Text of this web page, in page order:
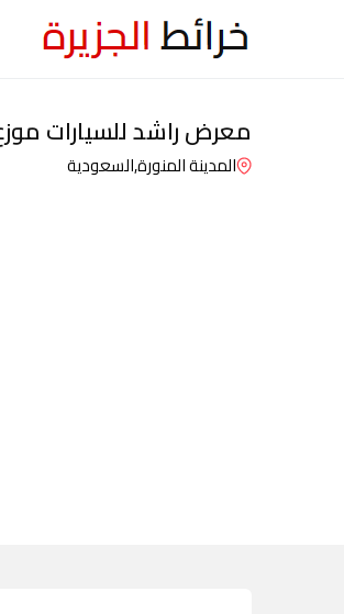
معرض راشد للسيارات
المدينة المنورة,السعودية